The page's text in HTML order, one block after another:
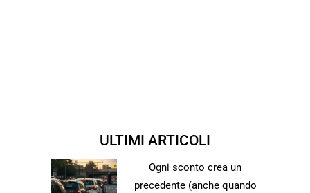
ULTIMI ARTICOLI
Ogni sconto crea un
precedente (anche quando